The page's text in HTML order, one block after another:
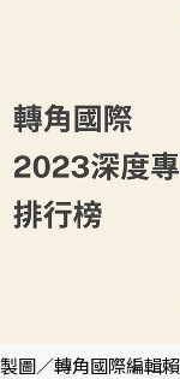
製圖／轉角國際編輯